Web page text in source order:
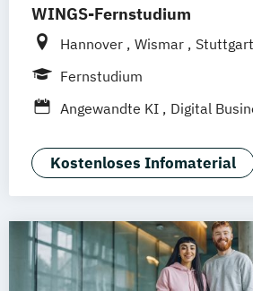
WINGS-Fernstudium
Hannover Wismar Stuttgart
Frankfurt am Main
Nürnberg
Fernstudium
Angewandte KI
Digital
IT-Forensik IT-Management
IT-Sicherheit und Forensik
Kostenloses Infomaterial